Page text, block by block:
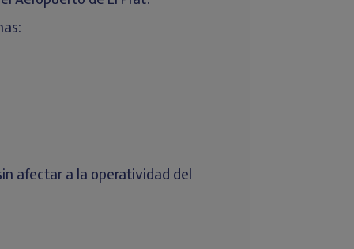
afectar a la operatividad del